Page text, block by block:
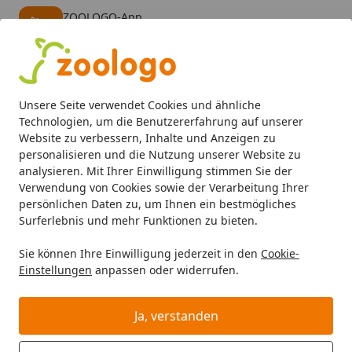
Unsere Seite verwendet Cookies und ähnliche
Technologien, um die Benutzererfahrung auf unserer
Website zu verbessern, Inhalte und Anzeigen zu
personalisieren und die Nutzung unserer Website zu
analysieren. Mit Ihrer Einwilligung stimmen Sie der
Verwendung von Cookies sowie der Verarbeitung Ihrer
persönlichen Daten zu, um Ihnen ein bestmögliches
Surferlebnis und mehr Funktionen zu bieten.
Sie können Ihre Einwilligung jederzeit in den Cookie-
Einstellungen anpassen oder widerrufen.
Ja, verstanden
ZOOLOGO-App
Alle Produkte
Mein Konto
Suchen
Startseite
Katze Katzentoiletten & Zubehör Zubehör catit
catit AiRSiFT Dual Action Pad 2er-
Pack Katzentoilettenzubehör
BALD VERGRIFFEN